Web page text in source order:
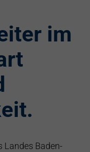
im
Landes Baden-